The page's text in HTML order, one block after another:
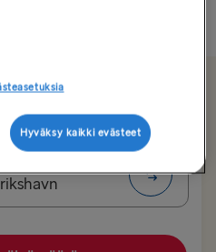
Hyväksy kaikki evästeet